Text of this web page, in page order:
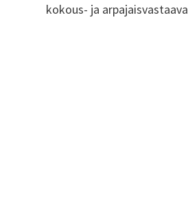
kokous- ja arpajaisvastaava